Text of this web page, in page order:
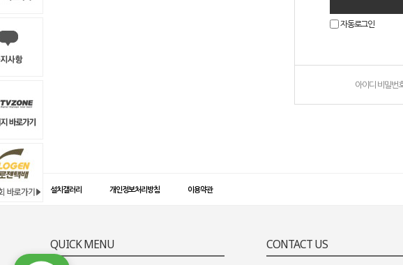
자동로그인
로
아이디 비밀번
설치갤러리 개인정보처리방침 이용약관
QUICK MENU CONTACT US